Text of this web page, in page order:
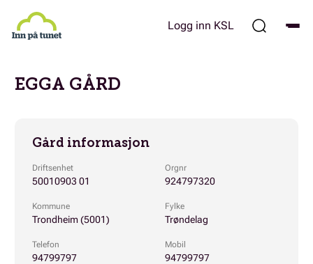
hovedinnhold
Logg inn KSL
EGGA GÅRD
Gård informasjon
Driftsenhet
50010903 01
Orgnr
924797320
Kommune
Trondheim (5001)
Fylke
Trøndelag
Telefon
94799797
Mobil
94799797